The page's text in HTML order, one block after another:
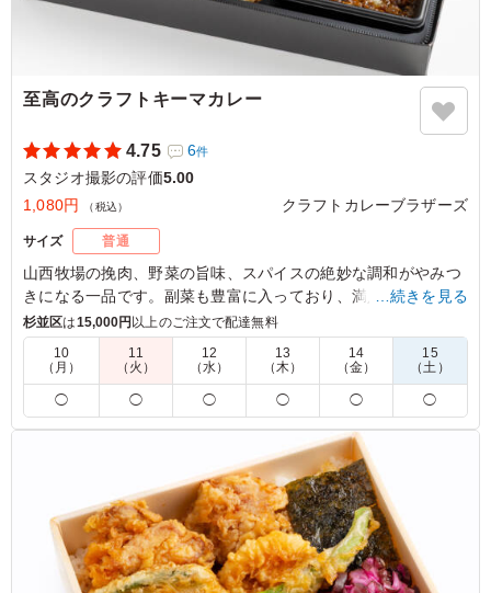
至高のクラフトキーマカレー
4.75 6件
スタジオ撮影の評価5.00
1,080円
（税込） クラフトカレーブラザーズ
サイズ 普通
山西牧場の挽肉、野菜の旨味、スパイスの絶妙な調和がやみつ
きになる一品です。副菜も豊富に入っており、満足感が高いな
がらもさらっとお召し上がりいただける、クラフトカレーブラ
ザーズでも人気の商品です。
※ご飯の種類を下記プルダウンよりお選びください。
※おしぼりが必要な場合は連絡事項にご記入ください。
野菜と挽肉のいわゆる定番のキーマカレーでした。 クラ
フトカレーなだけあって、スパイスが効いていてさっぱり
美味しくいただけました。 全体的に高タンパクな内容
で、ヘルシーな印象を受けました。
…続きを見る
杉並区は15,000円 以上のご注文で配達無料
10
（月）
11
（火）
12
（水）
13
（木）
14
（金）
15
（土）
◯ ◯ ◯ ◯ ◯ ◯